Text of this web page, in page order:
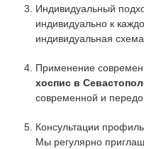
Индивидуальный
индивидуально к
индивидуальная
Применение
хоспис в
современной и
Консультации
Мы регулярно